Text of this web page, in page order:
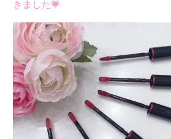
きました💗